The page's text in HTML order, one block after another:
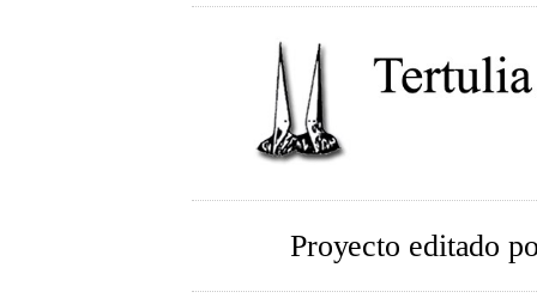
Proyecto editado